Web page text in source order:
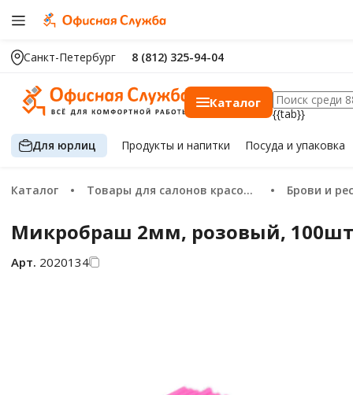
Санкт-Петербург 8 (812) 325-94-04
Каталог
{{tab}}
Для юрлиц Продуктыи напитки Посуда и упаковка
Каталог Товары для салонов красоты Брови и
Микробраш 2мм, розовый,
Арт. 2020134